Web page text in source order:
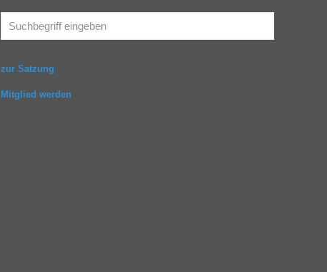
zur Satzung
Mitglied werden